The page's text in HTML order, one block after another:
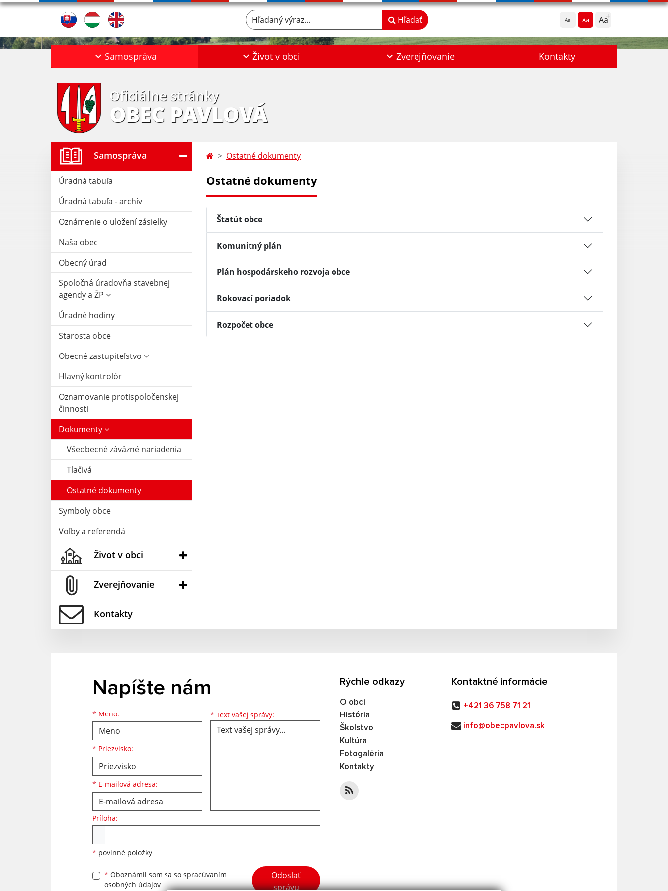
Aa Aa Aa
Hľadaný výraz... Hľadať
Samospráva Život v obci Zverejňovanie Kontakty
Oficiálne stránky
OBEC PAVLOVÁ
Samospráva
Úradná tabuľa
Úradná tabuľa - archív
Oznámenie o uložení zásielky
Naša obec
Obecný úrad
Spoločná úradovňa stavebnej
agendy a ŽP
Úradné hodiny
Starosta obce
Obecné zastupiteľstvo
Hlavný kontrolór
Oznamovanie protispoločenskej
činnosti
Dokumenty
Všeobecné záväzné nariadenia
Tlačivá
Ostatné dokumenty
Symboly obce
Voľby a referendá
Život v obci
Zverejňovanie
Kontakty
Ostatné dokumenty
Ostatné dokumenty
Štatút obce
Komunitný plán
Plán hospodárskeho rozvoja obce
Rokovací poriadok
Rozpočet obce
Napíšte nám
* Meno:
Meno
* Priezvisko:
Priezvisko
* E-mailová adresa:
E-mailová adresa * Text vašej správy: Text vašej správy...
Príloha:
* povinné položky
* Oboznámil som sa so spracúvaním
osobných údajov
Google reCaptcha Response
Odoslať
správu
Rýchle odkazy
O obci
História
Školstvo
Kultúra
Fotogaléria
Kontakty
Kontaktné informácie
+421 36 758 71 21
info@obecpavlova.sk